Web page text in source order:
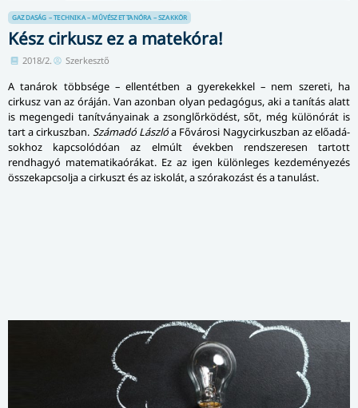
GAZDASÁG – TECHNIKA – MŰVÉSZET TANÓRA – SZAKKÖR
Kész cirkusz ez a matekóra!
2018/2. Szerkesztő
A tanárok többsége – ellentétben a gyerekekkel – nem szereti, ha
cirkusz van az óráján. Van azonban olyan pedagógus, aki a tanítás alatt
is megengedi tanítványainak a zsonglőrködést, sőt, még különórát is
tart a cirkuszban. Számadó Lászlóa Fővárosi Nagycirkuszban az elő­adá­
sok­hoz kapcsolódóan az elmúlt években rendszeresen tartott
rendhagyó ma­te­ma­ti­ka­ó­rá­kat. Ez az igen különleges kezdeményezés
összekapcsolja a cirkuszt és az iskolát, a szórakozást és a tanulást.